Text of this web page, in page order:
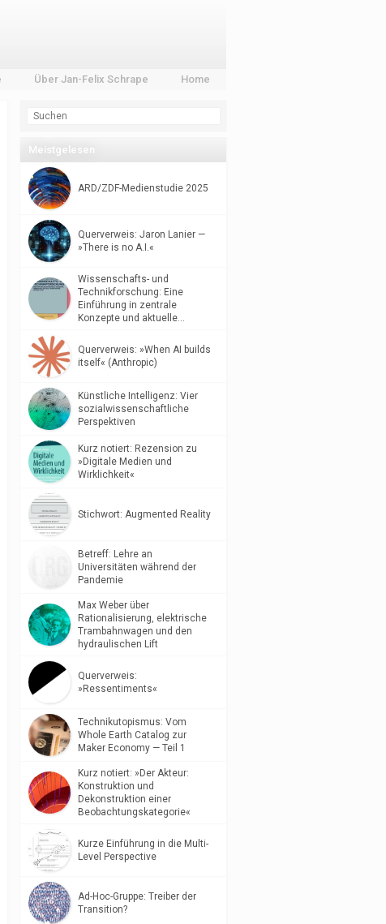
Home
Über Jan-Felix Schrape
Meistgelesen
ARD/ZDF-Medienstudie 2025
Querverweis: Jaron Lanier —
»There is no A.I.«
Wissenschafts- und
Technikforschung: Eine
Einführung in zentrale
Konzepte und aktuelle…
Querverweis: »When AI builds
itself« (Anthropic)
Künstliche Intelligenz: Vier
sozialwissenschaftliche
Perspektiven
Kurz notiert: Rezension zu
»Digitale Medien und
Wirklichkeit«
Stichwort: Augmented Reality
Betreff: Lehre an
Universitäten während der
Pandemie
Max Weber über
Rationalisierung, elektrische
Trambahnwagen und den
hydraulischen Lift
Querverweis:
»Ressentiments«
Technikutopismus: Vom
Whole Earth Catalog zur
Maker Economy — Teil 1
Kurz notiert: »Der Akteur:
Konstruktion und
Dekonstruktion einer
Beobachtungskategorie«
Kurze Einführung in die Multi-
Level Perspective
Ad-Hoc-Gruppe: Treiber der
Transition?